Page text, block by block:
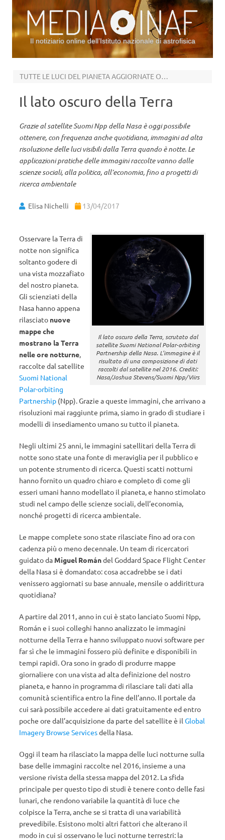
Il notiziario online dell’Istituto nazionale di astrofisica
TUTTE LE LUCI DEL PIANETA AGGIORNATE OGNI 12 ORE
Il lato oscuro della Terra
Grazie al satellite Suomi Npp della Nasa è oggi possibile
ottenere, con frequenza anche quotidiana, immagini ad alta
risoluzione delle luci visibili dalla Terra quando è notte. Le
applicazioni pratiche delle immagini raccolte vanno dalle
scienze sociali, alla politica, all’economia, fino a progetti di
ricerca ambientale
Elisa Nichelli 13/04/2017
Il lato oscuro della Terra, scrutato dal
satellite Suomi National Polar-orbiting
Partnership della Nasa. L’immagine è il
risultato di una composizione di dati
raccolti dal satellite nel 2016. Crediti:
Nasa/Joshua Stevens/Suomi Npp/Viirs
Osservare la Terra di
notte non significa
soltanto godere di
una vista mozzafiato
del nostro pianeta.
Gli scienziati della
Nasa hanno appena
rilasciato nuove
mappe che
mostrano la Terra
nelle ore notturne,
raccolte dal satellite
Suomi National
Polar-orbiting
Partnership (Npp). Grazie a queste immagini, che arrivano a
risoluzioni mai raggiunte prima, siamo in grado di studiare i
modelli di insediamento umano su tutto il pianeta.
Negli ultimi 25 anni, le immagini satellitari della Terra di
notte sono state una fonte di meraviglia per il pubblico e
un potente strumento di ricerca. Questi scatti notturni
hanno fornito un quadro chiaro e completo di come gli
esseri umani hanno modellato il pianeta, e hanno stimolato
studi nel campo delle scienze sociali, dell’economia,
nonché progetti di ricerca ambientale.
Le mappe complete sono state rilasciate fino ad ora con
cadenza più o meno decennale. Un team di ricercatori
guidato da Miguel Romándel Goddard Space Flight Center
della Nasa si è domandato: cosa accadrebbe se i dati
venissero aggiornati su base annuale, mensile o addirittura
quotidiana?
A partire dal 2011, anno in cui è stato lanciato Suomi Npp,
Román e i suoi colleghi hanno analizzato le immagini
notturne della Terra e hanno sviluppato nuovi software per
far sì che le immagini fossero più definite e disponibili in
tempi rapidi. Ora sono in grado di produrre mappe
giornaliere con una vista ad alta definizione del nostro
pianeta, e hanno in programma di rilasciare tali dati alla
comunità scientifica entro la fine dell’anno. Il portale da
cui sarà possibile accedere ai dati gratuitamente ed entro
poche ore dall’acquisizione da parte del satellite è il Global
Imagery Browse Servicesdella Nasa.
Oggi il team ha rilasciato la mappa delle luci notturne sulla
base delle immagini raccolte nel 2016, insieme a una
versione rivista della stessa mappa del 2012. La sfida
principale per questo tipo di studi è tenere conto delle fasi
lunari, che rendono variabile la quantità di luce che
colpisce la Terra, anche se si tratta di una variabilità
prevedibile. Esistono molti altri fattori che alterano il
modo in cui si osservano le luci notturne terrestri: la